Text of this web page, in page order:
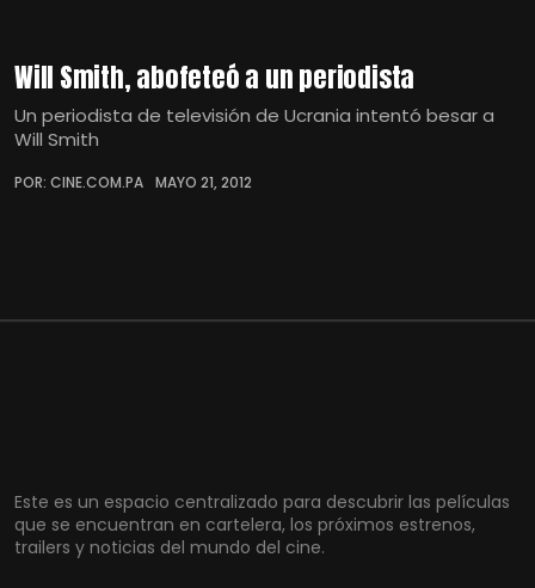
Will Smith, abofeteó a un periodista
Un periodista de televisión de Ucrania intentó besar a
Will Smith
POR: CINE.COM.PA MAYO 21, 2012
Este es un espacio centralizado para descubrir las películas
que se encuentran en cartelera, los próximos estrenos,
trailers y noticias del mundo del cine.